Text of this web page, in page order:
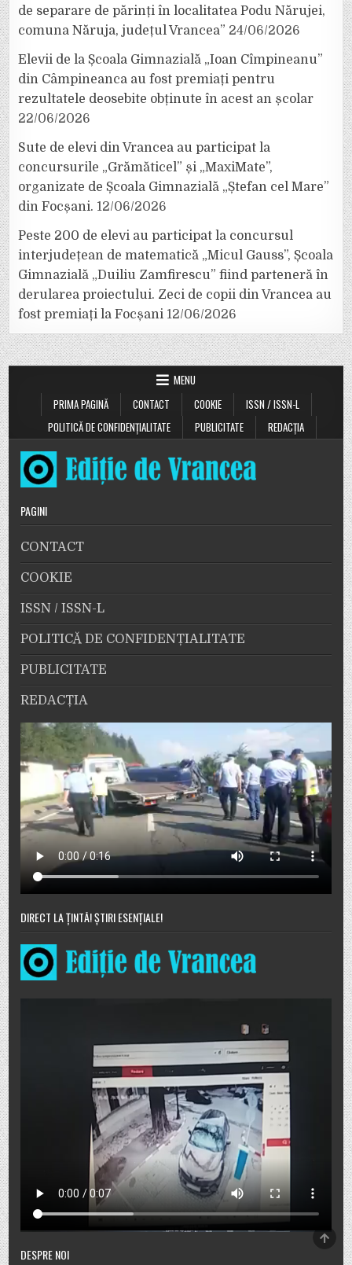
de separare de părinți în localitatea Podu Nărujei,
comuna Năruja, județul Vrancea” 24/06/2026
Elevii de la Școala Gimnazială „Ioan Cîmpineanu”
din Câmpineanca au fost premiați pentru
rezultatele deosebite obținute în acest an școlar
22/06/2026
Sute de elevi din Vrancea au participat la
concursurile „Grămăticel” și „MaxiMate”,
organizate de Școala Gimnazială „Ștefan cel Mare”
din Focșani. 12/06/2026
Peste 200 de elevi au participat la concursul
interjudețean de matematică „Micul Gauss”, Școala
Gimnazială „Duiliu Zamfirescu” fiind parteneră în
derularea proiectului. Zeci de copii din Vrancea au
fost premiați la Focșani 12/06/2026
MENU
PRIMA PAGINĂ
CONTACT COOKIE
ISSN / ISSN-L
POLITICĂ DE CONFIDENȚIALITATE
PUBLICITATE REDACȚIA
PAGINI
CONTACT
COOKIE
ISSN / ISSN-L
POLITICĂ DE CONFIDENȚIALITATE
PUBLICITATE
REDACȚIA
DIRECT LA ȚINTĂ! ȘTIRI ESENȚIALE!
DESPRE NOI TOP